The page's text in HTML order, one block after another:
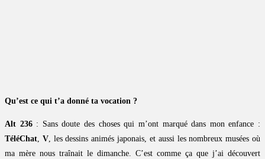
Qu’est ce qui t’a donné ta vocation ?
Alt 236: Sans doute des choses qui m’ont marqué dans mon enfance :
TéléChat, V, les dessins animés japonais, et aussi les nombreux musées où
ma mère nous traînait le dimanche. C’est comme ça que j’ai découvert